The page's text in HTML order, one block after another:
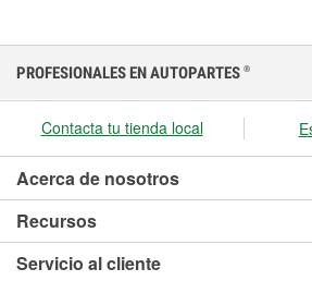
PROFESIONALES EN AUTOPARTES ®
Contacta tu tienda local
Acerca de nosotros
Recursos
Servicio al cliente